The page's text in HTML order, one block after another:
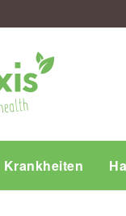
Krankheiten